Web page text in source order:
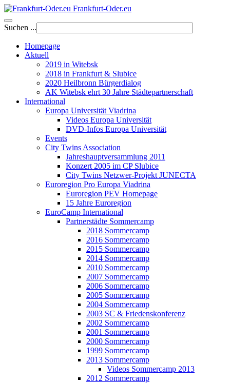
Frankfurt-Oder.eu
Suchen ...
Homepage
Aktuell
2019 in Witebsk
2018 in Frankfurt & Slubice
2020 Heilbronn Bürgerdialog
AK Witebsk ehrt 30 Jahre Städtepartnerschaft
International
Europa Universität Viadrina
Videos Europa Universität
DVD-Infos Europa Universität
Events
City Twins Association
Jahreshauptversammlung 2011
Konzert 2005 im CP Slubice
City Twins Netzwer-Projekt JUNECTA
Euroregion Pro Europa Viadrina
Euroregion PEV Homepage
15 Jahre Euroregion
EuroCamp International
Partnerstädte Sommercamp
2018 Sommercamp
2016 Sommercamp
2015 Sommercamp
2014 Sommercamp
2010 Sommercamp
2007 Sommercamp
2006 Sommercamp
2005 Sommercamp
2004 Sommercamp
2003 SC & Friedenskonferenz
2002 Sommercamp
2001 Sommercamp
2000 Sommercamp
1999 Sommercamp
2013 Sommercamp
Videos Sommercamp 2013
2012 Sommercamp